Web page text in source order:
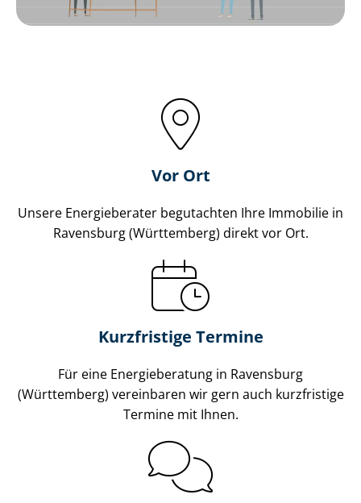
Vor Ort
Unsere Energieberater begutachten Ihre Immobilie in
Ravensburg (Württemberg) direkt vor Ort.
Kurzfristige Termine
Für eine Energieberatung in Ravensburg
(Württemberg) vereinbaren wir gern auch kurzfristige
Termine mit Ihnen.